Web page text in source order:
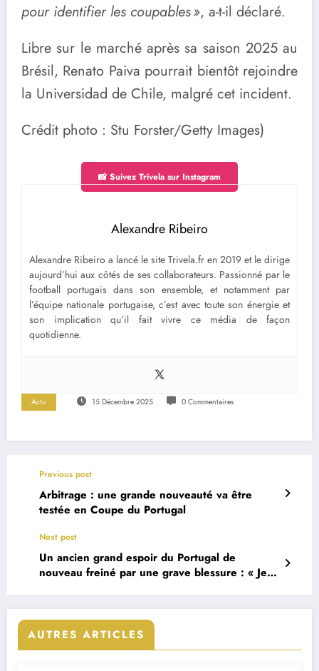
pour identifier les coupables », a-t-il déclaré.
Libre sur le marché après sa saison 2025 au
Brésil, Renato Paiva pourrait bientôt rejoindre
la Universidad de Chile, malgré cet incident.
Crédit photo : Stu Forster/Getty Images)
📸 Suivez Trivela sur Instagram
Alexandre Ribeiro
Alexandre Ribeiro a lancé le site Trivela.fr en 2019 et le dirige
aujourd’hui aux côtés de ses collaborateurs. Passionné par le
football portugais dans son ensemble, et notamment par
l’équipe nationale portugaise, c’est avec toute son énergie et
son implication qu’il fait vivre ce média de façon
quotidienne.
Actu 15 Décembre 2025 0 Commentaires
Previous post
Arbitrage : une grande nouveauté va être
testée en Coupe du Portugal
Next post
Un ancien grand espoir du Portugal de
nouveau freiné par une grave blessure : « Je
AUTRES ARTICLES